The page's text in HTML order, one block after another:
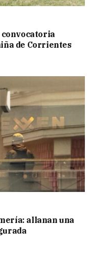
de Corrientes
allanan una